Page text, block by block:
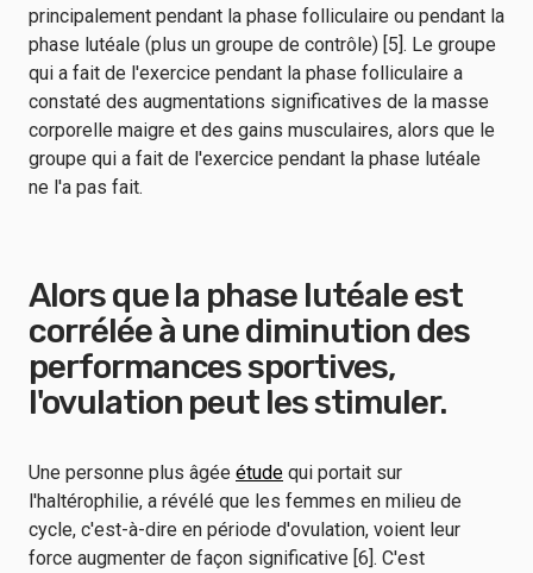
principalement pendant la phase folliculaire ou pendant la
phase lutéale (plus un groupe de contrôle) [5]. Le groupe
qui a fait de l'exercice pendant la phase folliculaire a
constaté des augmentations significatives de la masse
corporelle maigre et des gains musculaires, alors que le
groupe qui a fait de l'exercice pendant la phase lutéale
ne l'a pas fait.
Alors que la phase lutéale est
corrélée à une diminution des
performances sportives,
l'ovulation peut les stimuler.
Une personne plus âgée étude qui portait sur
l'haltérophilie, a révélé que les femmes en milieu de
cycle, c'est-à-dire en période d'ovulation, voient leur
force augmenter de façon significative [6]. C'est